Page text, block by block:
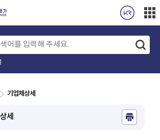
기업체상세
세